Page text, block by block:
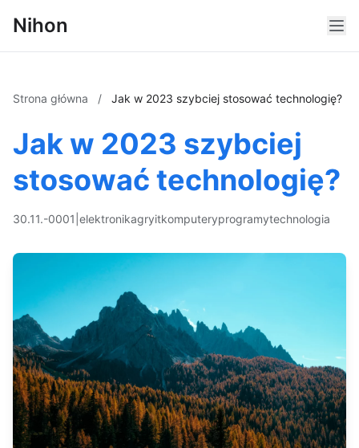
Nihon
Strona główna / Jak w 2023 szybciej stosować technologię?
Jak w 2023 szybciej
stosować technologię?
30.11.-0001 elektronikagryitkomputeryprogramytechnologia